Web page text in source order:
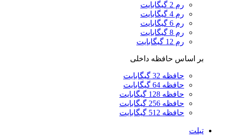
رم 2 گیگابایت
رم 4 گیگابایت
رم 6 گیگابایت
رم 8 گیگابایت
رم 12 گیگابایت
بر اساس حافظه داخلی
حافظه 32 گیگابایت
حافظه 64 گیگابایت
حافظه 128 گیگابایت
حافظه 256 گیگابایت
حافظه 512 گیگابایت
تبلت